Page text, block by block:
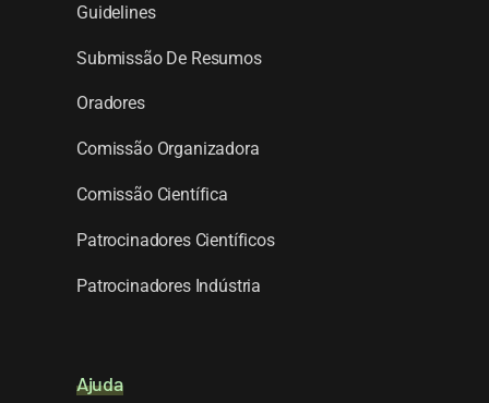
Guidelines
Submissão De Resumos
Oradores
Comissão Organizadora
Comissão Científica
Patrocinadores Científicos
Patrocinadores Indústria
Ajuda